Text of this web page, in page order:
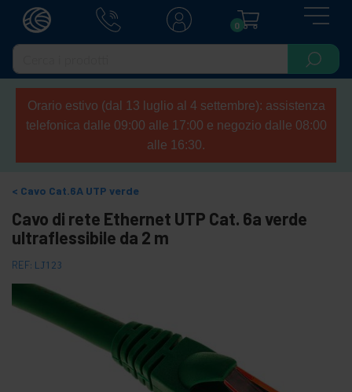
0
Orario estivo (dal 13 luglio al 4 settembre): assistenza
telefonica dalle 09:00 alle 17:00 e negozio dalle 08:00
alle 16:30.
Cavo Cat.6A UTP verde
Cavo di rete Ethernet UTP Cat. 6a verde
ultraflessibile da 2 m
REF: LJ123